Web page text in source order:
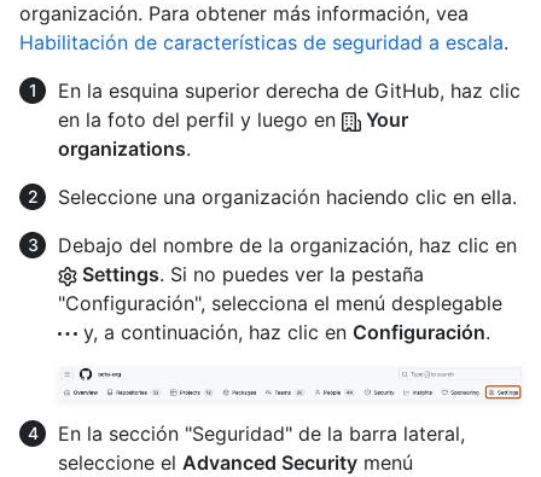
organización. Para obtener más información, vea
Habilitación de características de seguridad a escala.
En la esquina superior derecha de GitHub, haz clic
en la foto del perfil y luego en
Your
organizations.
Seleccione una organización haciendo clic en ella.
Debajo del nombre de la organización, haz clic en
Settings. Si no puedes ver la pestaña
"Configuración", selecciona el menú desplegable
y, a continuación, haz clic en Configuración.
En la sección "Seguridad" de la barra lateral,
seleccione el Advanced Security menú